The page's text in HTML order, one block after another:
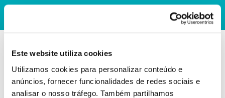
Este website utiliza cookies
Utilizamos cookies para personalizar conteúdo e
anúncios, fornecer funcionalidades de redes sociais e
analisar o nosso tráfego. Também partilhamos